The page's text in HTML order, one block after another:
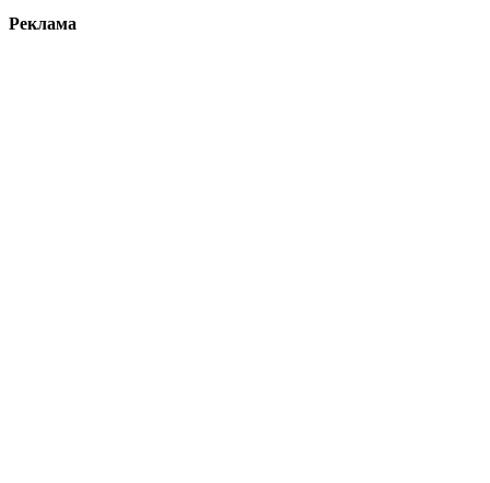
Реклама